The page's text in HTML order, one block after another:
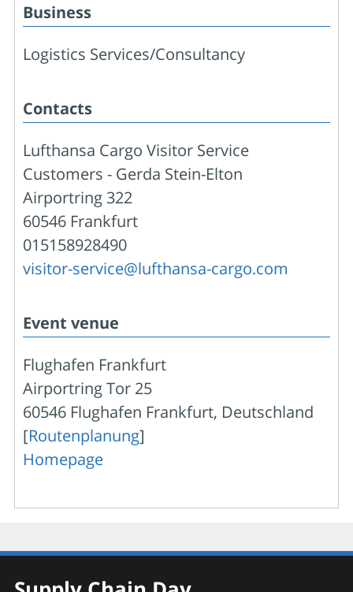
Business
Logistics Services/Consultancy
Contacts
Lufthansa Cargo Visitor Service
Customers - Gerda Stein-Elton
Airportring 322
60546 Frankfurt
015158928490
visitor-service@lufthansa-cargo.com
Event venue
Flughafen Frankfurt
Airportring Tor 25
60546 Flughafen Frankfurt, Deutschland
[Routenplanung]
Homepage